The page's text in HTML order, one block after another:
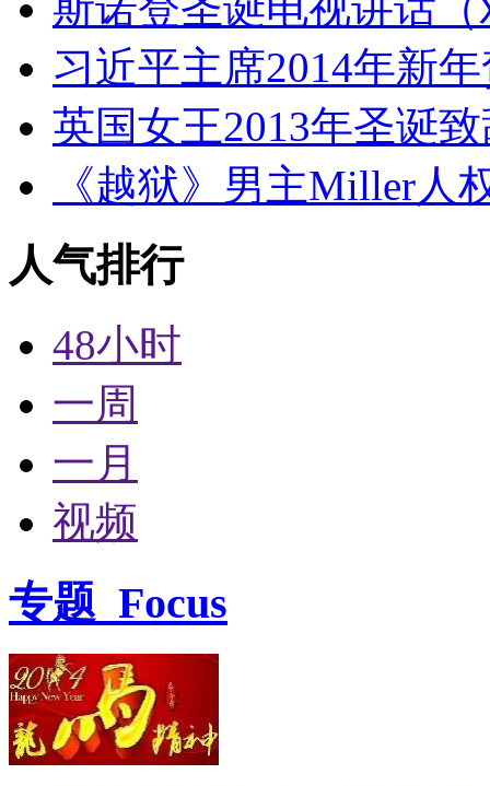
习近平主席2014年新
英国女王2013年圣诞
《越狱》男主Miller人
人气排行
48小时
一周
一月
视频
专题 Focus